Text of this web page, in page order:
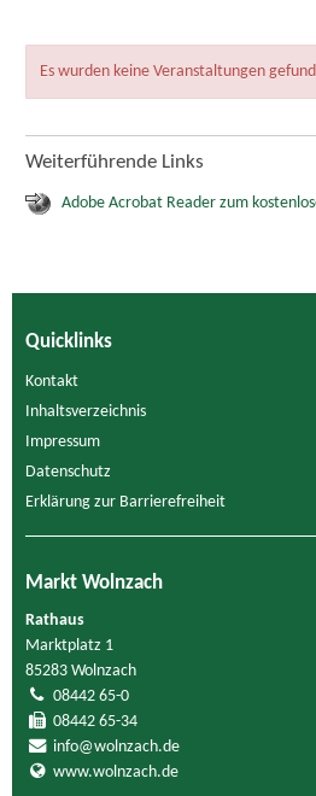
Es wurden keine Veranstaltungen
Weiterführende Links
Adobe Acrobat Reader zum
Quicklinks
Kontakt
Inhaltsverzeichnis
Impressum
Datenschutz
Erklärung zur Barrierefreiheit
Markt Wolnzach
Rathaus
Marktplatz 1
85283 Wolnzach
08442 65-0
08442 65-34
info@wolnzach.de
www.wolnzach.de